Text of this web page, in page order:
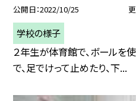
公開日 2022/10/25
学校の様子
２年生が体育館で、ボールを
で、足でけって止めたり、下...